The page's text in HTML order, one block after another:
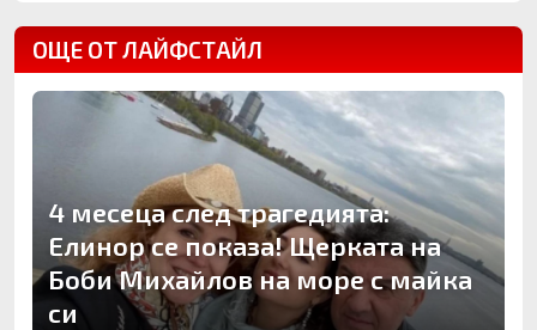
ОЩЕ ОТ ЛАЙФСТАЙЛ
4 месеца след трагедията:
Елинор се показа! Щерката на
Боби Михайлов на море с майка
си